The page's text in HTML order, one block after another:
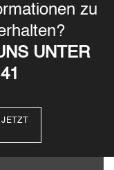
zu
UNTER